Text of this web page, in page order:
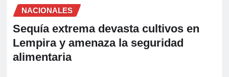
NACIONALES
Sequía extrema devasta cultivos en
Lempira y amenaza la seguridad
alimentaria